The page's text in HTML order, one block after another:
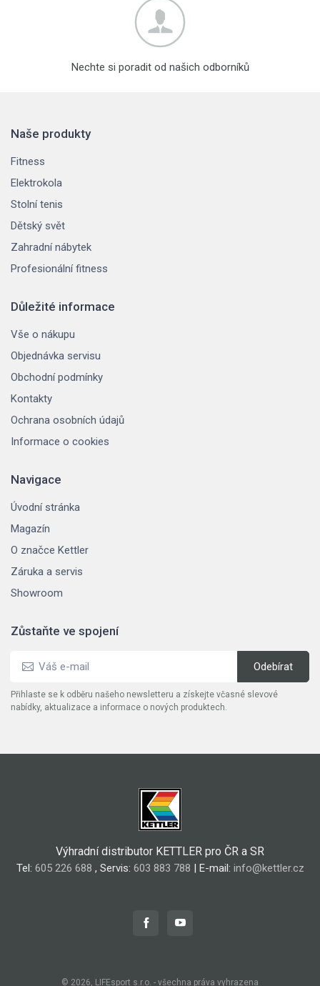
Nechte si poradit od našich odborníků
Naše produkty
Fitness
Elektrokola
Stolní tenis
Dětský svět
Zahradní nábytek
Profesionální fitness
Důležité informace
Vše o nákupu
Objednávka servisu
Obchodní podmínky
Kontakty
Ochrana osobních údajů
Informace o cookies
Navigace
Úvodní stránka
Magazín
O značce Kettler
Záruka a servis
Showroom
Zůstaňte ve spojení
Přihlaste se k odběru našeho newsletteru a získejte včasné slevové
nabídky, aktualizace a informace o nových produktech.
Výhradní distributor KETTLER pro ČR a SR
Tel: 605 226 688 , Servis: 603 883 788 | E-mail: info@kettler.cz
© 2026, LIFEsport s.r.o. - všechna práva vyhrazena